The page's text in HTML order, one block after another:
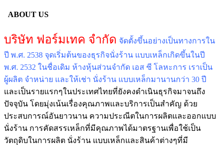
ABOUT US
บริษัท ฟอร์มเทค จำกัด จัดตั้งขึ้นอย่างเป็นทางการใน
ปี พ.ศ. 2538 จุดเริ่มต้นของธุรกิจนั่งร้าน แบบเหล็กเกิดขึ้นในปี
พ.ศ. 2532 ในชื่อเดิม ห้างหุ้นส่วนจำกัด เอส ซี โลหะการ เราเป็น
ผู้ผลิต จำหน่าย และให้เช่า นั่งร้าน แบบเหล็กมานานกว่า 30 ปี
และเป็นรายแรกๆในประเทศไทยที่ยังคงดำเนินธุรกิจมาจนถึง
ปัจจุบัน โดยมุ่งเน้นเรื่องคุณภาพและบริการเป็นสำคัญ ด้วย
ประสบการณ์อันยาวนาน ความประณีตในการผลิตและออกแบบ
นั่งร้าน การคัดสรรเหล็กที่มีคุณภาพได้มาตรฐานเพื่อใช้เป็น
วัตถุดิบในการผลิต นั่งร้าน แบบเหล็กและสินค้าต่างๆที่มี